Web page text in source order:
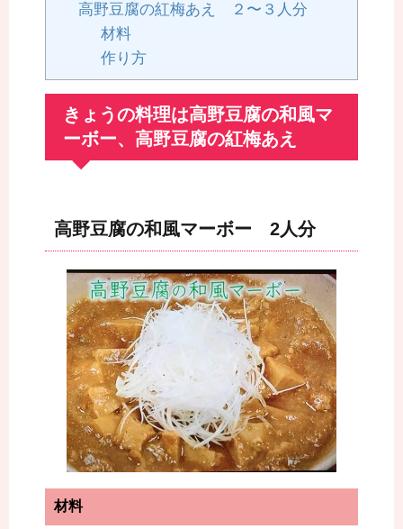
高野豆腐の紅梅あえ ２〜３人分
材料
作り方
きょうの料理は高野豆腐の和風マ
ーボー、高野豆腐の紅梅あえ
高野豆腐の和風マーボー 2人分
材料